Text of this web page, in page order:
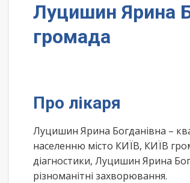
Луцишин Ярина
громада
Про лікаря
Луцишин Ярина Богданівна –
населенню місто КИЇВ, КИЇВ
діагностики, Луцишин Ярина
різноманітні захворювання.